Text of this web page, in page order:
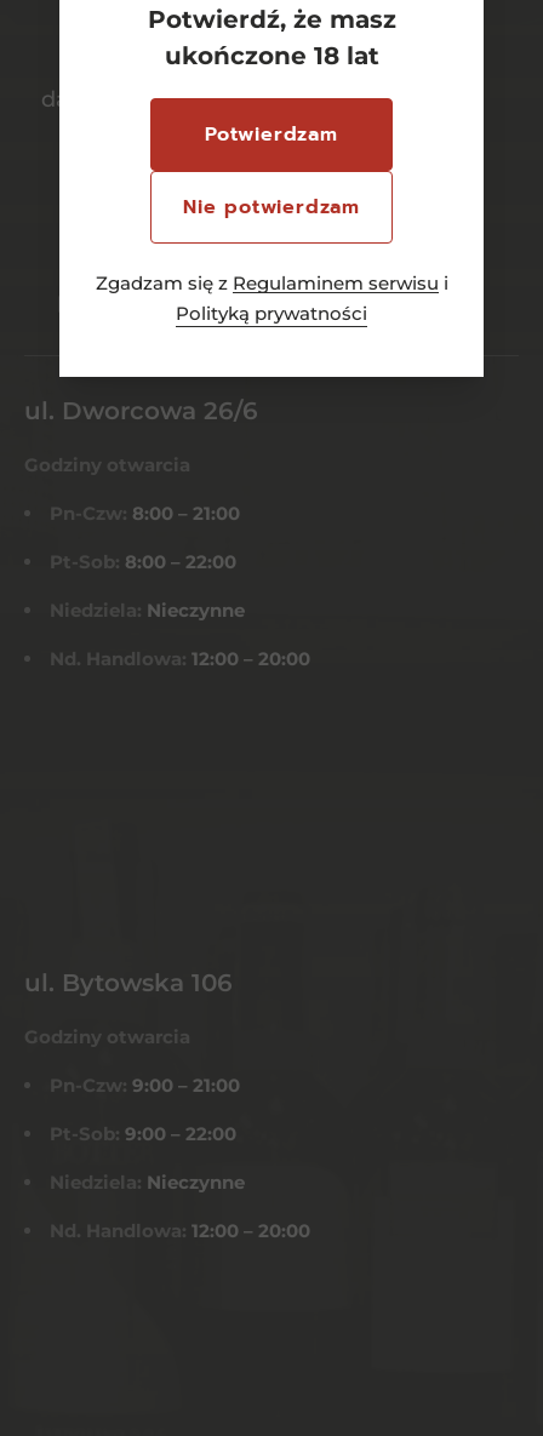
Potwierdź, że masz
ukończone 18 lat
Potwierdzam
Nie potwierdzam
Zgadzam się z Regulaminem serwisu i
Polityką prywatności
darmowa dostawa
bezpieczny
płatności online
asortymentu
ul. Dworcowa 26/6
Godziny otwarcia
Pn-Czw: 8:00 – 21:00
Pt-Sob: 8:00 – 22:00
Niedziela: Nieczynne
Nd. Handlowa: 12:00 – 20:00
ul. Bytowska 106
Godziny otwarcia
Pn-Czw: 9:00 – 21:00
Pt-Sob: 9:00 – 22:00
Niedziela: Nieczynne
Nd. Handlowa: 12:00 – 20:00